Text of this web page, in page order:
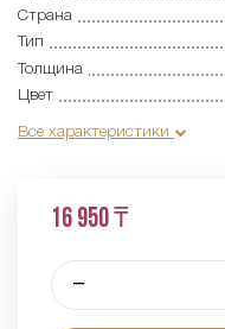
Страна
Тип
Толщина
Цвет
Все характеристики
16 950 ₸
–